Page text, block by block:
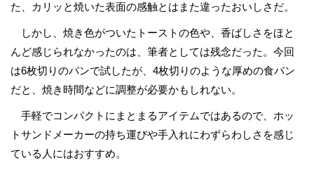
た、カリッと焼いた表面の感触とはまた違ったおいしさだ。
しかし、焼き色がついたトーストの色や、香ばしさをほと
んど感じられなかったのは、筆者としては残念だった。今回
は6枚切りのパンで試したが、4枚切りのような厚めの食パン
だと、焼き時間などに調整が必要かもしれない。
手軽でコンパクトにまとまるアイテムではあるので、ホッ
トサンドメーカーの持ち運びや手入れにわずらわしさを感じ
ている人にはおすすめ。